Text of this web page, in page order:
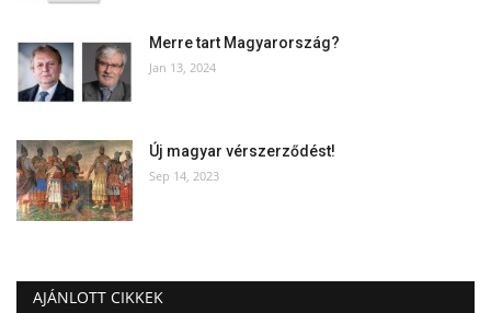
Merre tart Magyarország?
Jan 13, 2024
Új magyar vérszerződést!
Sep 14, 2023
AJÁNLOTT CIKKEK